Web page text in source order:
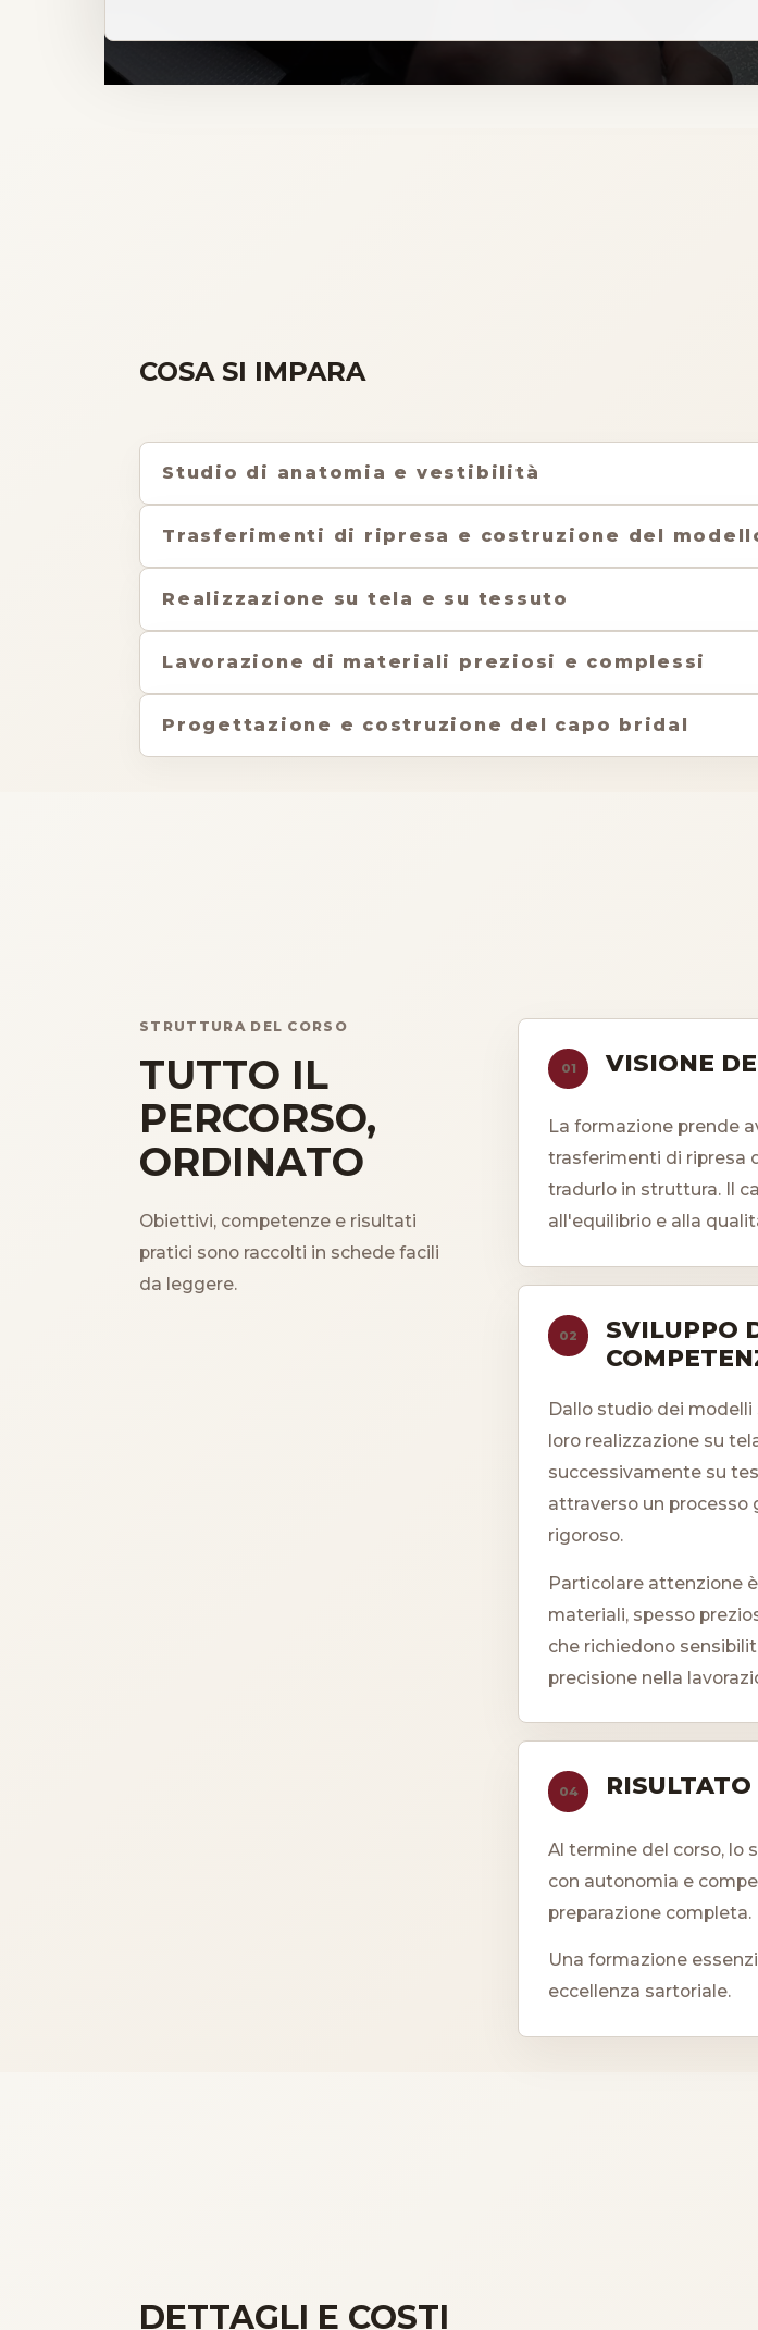
COSA SI IMPARA
Studio di anatomia e vestibilità
Trasferimenti di ripresa e costruzione del
Realizzazione su tela e su tessuto
Lavorazione di materiali preziosi e complessi
Progettazione e costruzione del capo bridal
STRUTTURA DEL CORSO
TUTTO IL
PERCORSO,
ORDINATO
Obiettivi, competenze e risultati
pratici sono raccolti in schede facili
da leggere.
01 VISIONE
La formazione prende
trasferimenti di ripresa
tradurlo in struttura. Il
all'equilibrio e alla
02
SVILUPPO
Dallo studio dei modelli
loro realizzazione su
successivamente su
attraverso un processo
rigoroso.
Particolare attenzione
materiali, spesso
che richiedono
precisione nella
04
Al termine del corso, lo
con autonomia e
preparazione completa.
Una formazione
eccellenza sartoriale.
DETTAGLI E COSTI